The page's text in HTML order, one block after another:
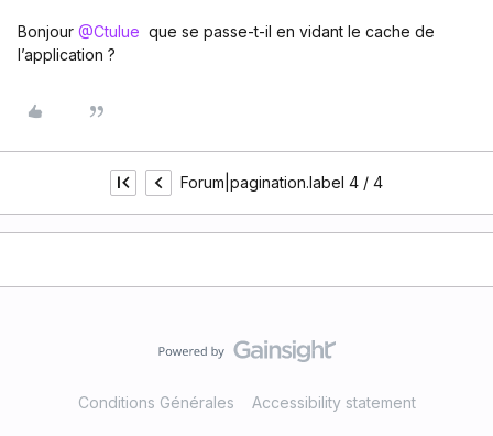
Bonjour @Ctulue que se passe-t-il en vidant le cache de
l’application ?
Forum|pagination.label 4 / 4
Conditions Générales Accessibility statement